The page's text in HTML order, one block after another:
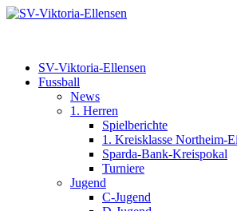
SV-Viktoria-Ellensen
Fussball
News
1. Herren
Spielberichte
1. Kreisklasse Northeim-
Sparda-Bank-Kreispokal
Turniere
Jugend
C-Jugend